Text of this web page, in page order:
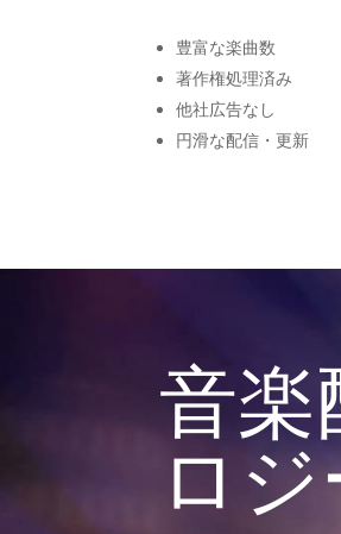
豊富な楽曲数
著作権処理済み
他社広告なし
円滑な配信・更新
音
ロ